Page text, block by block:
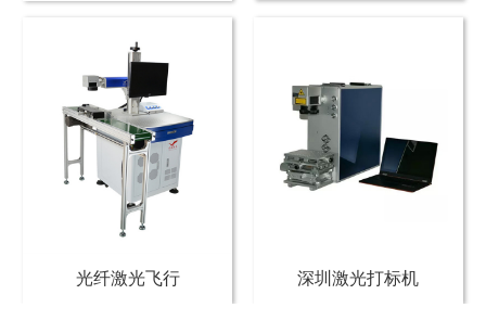
光纤激光飞行 深圳激光打标机